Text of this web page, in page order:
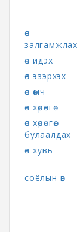
өв
залгамжлах
өв идэх
өв эзэрхэх
өв өмч
өв хөрөнгө
өв хөрөнгөө
булаалдах
өв хувь
соёлын өв